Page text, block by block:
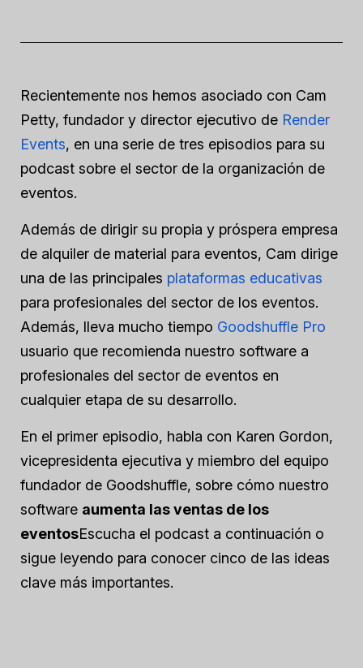
Recientemente nos hemos asociado con Cam
Petty, fundador y director ejecutivo de Render
Events, en una serie de tres episodios para su
podcast sobre el sector de la organización de
eventos.
Además de dirigir su propia y próspera empresa
de alquiler de material para eventos, Cam dirige
una de las principales plataformas educativas
para profesionales del sector de los eventos.
Además, lleva mucho tiempo Goodshuffle Pro
usuario que recomienda nuestro software a
profesionales del sector de eventos en
cualquier etapa de su desarrollo.
En el primer episodio, habla con Karen Gordon,
vicepresidenta ejecutiva y miembro del equipo
fundador de Goodshuffle, sobre cómo nuestro
software aumenta las ventas de los
eventosEscucha el podcast a continuación o
sigue leyendo para conocer cinco de las ideas
clave más importantes.